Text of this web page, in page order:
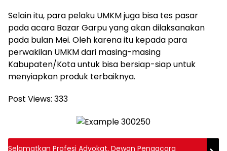
Selain itu, para pelaku UMKM juga bisa tes pasar
pada acara Bazar Garpu yang akan dilaksanakan
pada bulan Mei. Oleh karena itu kepada para
perwakilan UMKM dari masing-masing
Kabupaten/Kota untuk bisa bersiap-siap untuk
menyiapkan produk terbaiknya.
Post Views: 333
Selamatkan Profesi Advokat, Dewan Pengacara